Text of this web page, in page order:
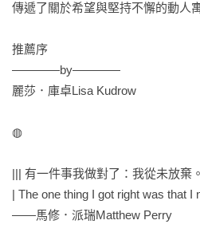
傳遞了關於希望與堅持不懈的動人
推薦序
————by————
麗莎．庫卓Lisa Kudrow
◍
||| 有一件事我做對了：我從未放棄
| The one thing I got right was that I
——馬修．派瑞Matthew Perry